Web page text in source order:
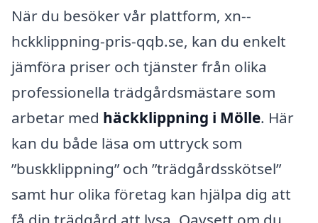
När du besöker vår plattform, xn--
hckklippning-pris-qqb.se, kan du enkelt
jämföra priser och tjänster från olika
professionella trädgårdsmästare som
arbetar med häckklippning i Mölle. Här
kan du både läsa om uttryck som
”buskklippning” och ”trädgårdsskötsel”
samt hur olika företag kan hjälpa dig att